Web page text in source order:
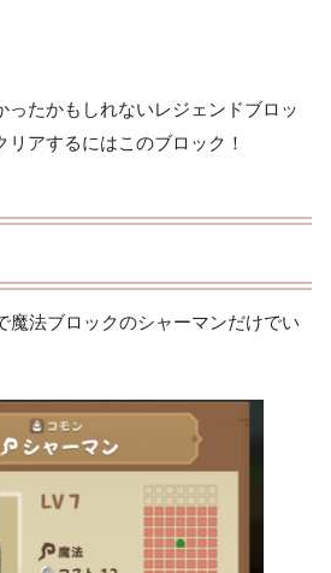
ったかもしれないレジェンドブロッ
リアするにはこのブロック！
魔法ブロックのシャーマンだけでい